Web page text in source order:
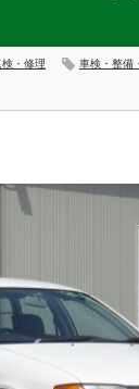
・修理 車検・整備